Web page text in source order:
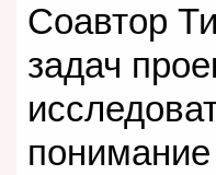
Соавтор
задач
понимание